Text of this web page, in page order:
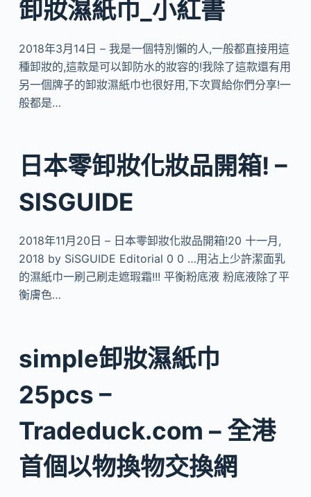
卸妝濕紙巾_小紅書
2018年3月14日 – 我是一個特別懶的人,一般都直接用這
種卸妝的,這款是可以卸防水的妝容的!我除了這款還有用
另一個牌子的卸妝濕紙巾也很好用,下次買給你們分享!一
般都是…
日本零卸妝化妝品開箱! –
SISGUIDE
2018年11月20日 – 日本零卸妝化妝品開箱!20 十一月,
2018 by SiSGUIDE Editorial 0 0 …用沾上少許潔面乳
的濕紙巾一刷己刷走遮瑕霜!!! 平衡粉底液 粉底液除了平
衡膚色…
simple卸妝濕紙巾
25pcs –
Tradeduck.com – 全港
首個以物換物交換網